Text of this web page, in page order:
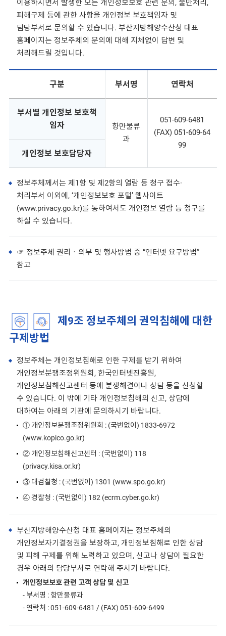
이용하시면서 발생한 모든 개인정보보호 관련 문의, 불만처리,
피해구제 등에 관한 사항을 개인정보 보호책임자 및
담당부서로 문의할 수 있습니다. 부산지방해양수산청 대표
홈페이지는 정보주체의 문의에 대해 지체없이 답변 및
처리해드릴 것입니다.
구분 부서명 연락처
부서별 개인정보 보호책
임자
항만물류
과
051-609-6481
(FAX) 051-609-64
99
개인정보 보호담당자
정보주체께서는 제1항 및 제2항의 열람 등 청구 접수·
처리부서 이외에, ‘개인정보보호 포털’ 웹사이트
(www.privacy.go.kr)를 통하여서도 개인정보 열람 등 청구를
하실 수 있습니다.
☞ 정보주체 권리ㆍ의무 및 행사방법 중 “인터넷 요구방법”
참고
제9조 정보주체의 권익침해에 대한
구제방법
정보주체는 개인정보침해로 인한 구제를 받기 위하여
개인정보분쟁조정위원회, 한국인터넷진흥원,
개인정보침해신고센터 등에 분쟁해결이나 상담 등을 신청할
수 있습니다. 이 밖에 기타 개인정보침해의 신고, 상담에
대하여는 아래의 기관에 문의하시기 바랍니다.
① 개인정보분쟁조정위원회 : (국번없이) 1833-6972
(www.kopico.go.kr)
② 개인정보침해신고센터 : (국번없이) 118
(privacy.kisa.or.kr)
③ 대검찰청 : (국번없이) 1301 (www.spo.go.kr)
④ 경찰청 : (국번없이) 182 (ecrm.cyber.go.kr)
부산지방해양수산청 대표 홈페이지는 정보주체의
개인정보자기결정권을 보장하고, 개인정보침해로 인한 상담
및 피해 구제를 위해 노력하고 있으며, 신고나 상담이 필요한
경우 아래의 담당부서로 연락해 주시기 바랍니다.
개인정보보호 관련 고객 상담 및 신고
- 부서명 : 항만물류과
- 연락처 : 051-609-6481 / (FAX) 051-609-6499